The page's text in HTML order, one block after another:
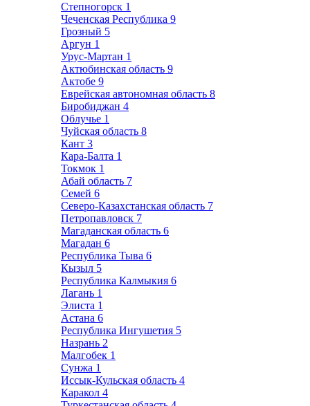
Степногорск 1
Чеченская Республика 9
Грозный 5
Аргун 1
Урус-Мартан 1
Актюбинская область 9
Актобе 9
Еврейская автономная область 8
Биробиджан 4
Облучье 1
Чуйская область 8
Кант 3
Кара-Балта 1
Токмок 1
Абай область 7
Семей 6
Северо-Казахстанская область 7
Петропавловск 7
Магаданская область 6
Магадан 6
Республика Тыва 6
Кызыл 5
Республика Калмыкия 6
Лагань 1
Элиста 1
Астана 6
Республика Ингушетия 5
Назрань 2
Малгобек 1
Сунжа 1
Иссык-Кульская область 4
Каракол 4